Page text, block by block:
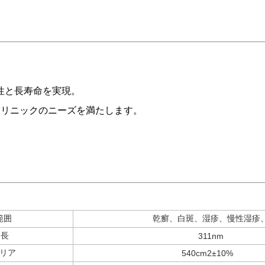
長寿命を実現。
ニックのニーズを満たします。
囲
乾癬、白斑、湿疹、慢性湿疹
311nm
ア
540cm2±10%